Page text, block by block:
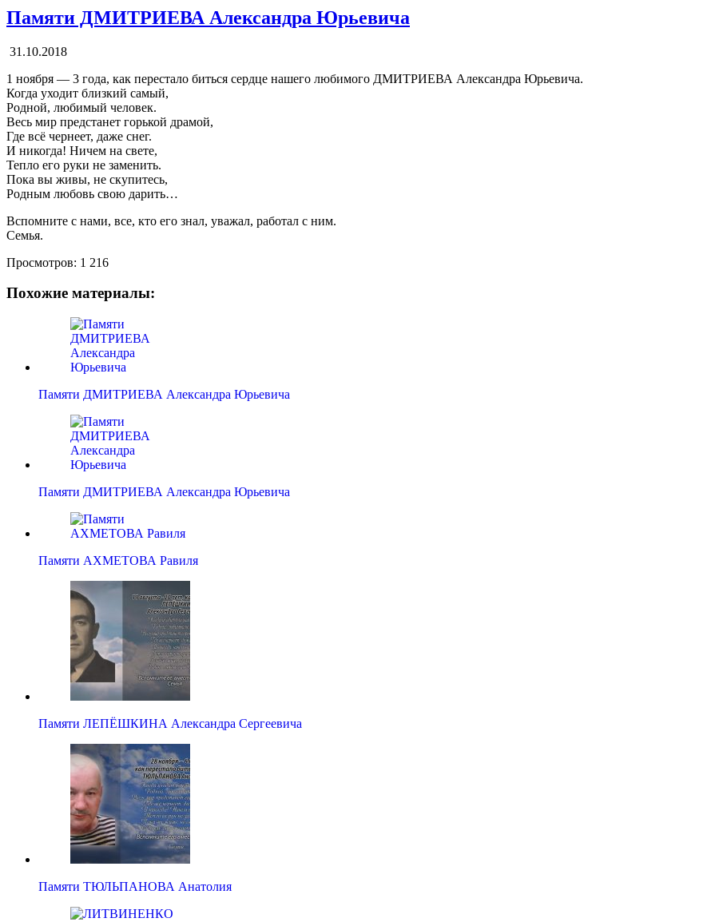
Памяти ДМИТРИЕВА Александра Юрьевича
31.10.2018
1 ноября — 3 года, как перестало биться сердце нашего любимого ДМИТРИЕВА Александра Юрьевича.
Когда уходит близкий самый,
Родной, любимый человек.
Весь мир предстанет горькой драмой,
Где всё чернеет, даже снег.
И никогда! Ничем на свете,
Тепло его руки не заменить.
Пока вы живы, не скупитесь,
Родным любовь свою дарить…
Вспомните с нами, все, кто его знал, уважал, работал с ним.
Семья.
Просмотров: 1 216
Похожие материалы:
Памяти ДМИТРИЕВА Александра Юрьевича
Памяти ДМИТРИЕВА Александра Юрьевича
Памяти АХМЕТОВА Равиля
Памяти ЛЕПЁШКИНА Александра Сергеевича
Памяти ТЮЛЬПАНОВА Анатолия